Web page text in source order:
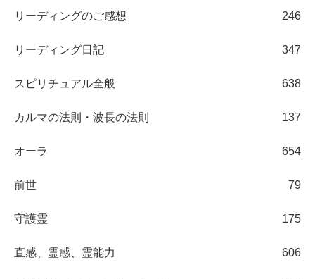
リーディングのご感想 246
リーディング日記 347
スピリチュアル全般 638
カルマの法則・波長の法則 137
オーラ 654
前世 79
守護霊 175
直感、霊感、霊能力 606